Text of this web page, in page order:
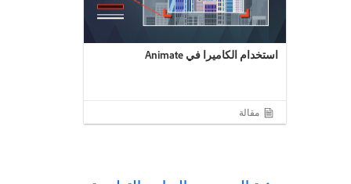
استخدام الكاميرا في Animate
مقالة